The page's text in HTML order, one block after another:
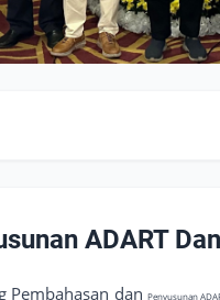
ADART
Pembahasan dan Penyusunan